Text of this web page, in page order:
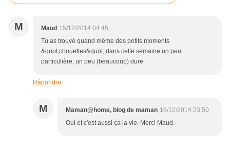
M Maud 15/12/2014 04:45
Tu as trouvé quand même des petits moments
&quot;chouettes&quot; dans cette semaine un peu
particulière, un peu (beaucoup) dure.
Répondre
M Maman@home, blog de maman 16/12/2014 23:50
Oui et c'est aussi ça la vie. Merci Maud.